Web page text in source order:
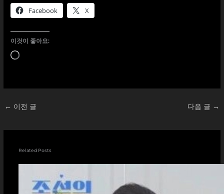
Facebook X
이것이 좋아요:
로
← 이전 글 다음 글 →
Related Posts